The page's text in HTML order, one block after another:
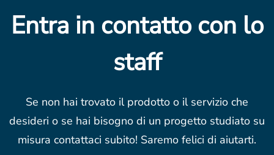
Entra in contatto con lo
staff
Se non hai trovato il prodotto o il servizio che
desideri o se hai bisogno di un progetto studiato su
misura contattaci subito! Saremo felici di aiutarti.